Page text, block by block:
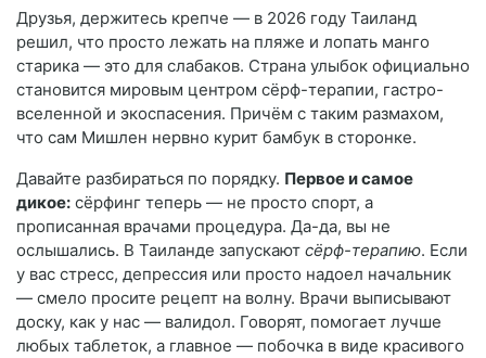
Друзья, держитесь крепче — в 2026 году Таиланд
решил, что просто лежать на пляже и лопать манго
старика — это для слабаков. Страна улыбок официально
становится мировым центром сёрф-терапии, гастро-
вселенной и экоспасения. Причём с таким размахом,
что сам Мишлен нервно курит бамбук в сторонке.
Давайте разбираться по порядку. Первое и самое
дикое: сёрфинг теперь — не просто спорт, а
прописанная врачами процедура. Да-да, вы не
ослышались. В Таиланде запускают сёрф-терапию. Если
у вас стресс, депрессия или просто надоел начальник
— смело просите рецепт на волну. Врачи выписывают
доску, как у нас — валидол. Говорят, помогает лучше
любых таблеток, а главное — побочка в виде красивого